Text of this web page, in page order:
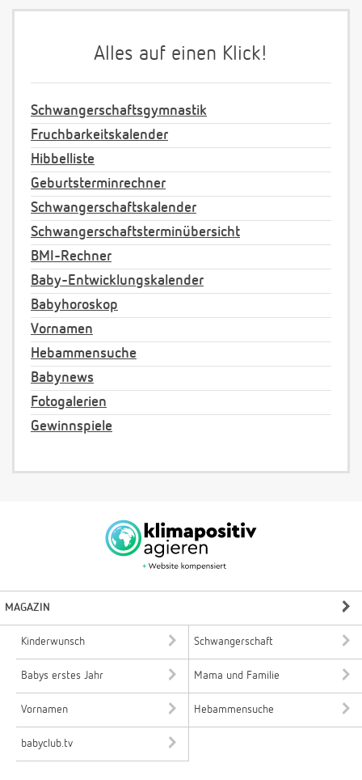
Alles auf einen Klick!
Schwangerschaftsgymnastik
Fruchbarkeitskalender
Hibbelliste
Geburtsterminrechner
Schwangerschaftskalender
Schwangerschaftsterminübersicht
BMI-Rechner
Baby-Entwicklungskalender
Babyhoroskop
Vornamen
Hebammensuche
Babynews
Fotogalerien
Gewinnspiele
MAGAZIN
Kinderwunsch Schwangerschaft
Babys erstes Jahr Mama und Familie
Vornamen Hebammensuche
babyclub.tv